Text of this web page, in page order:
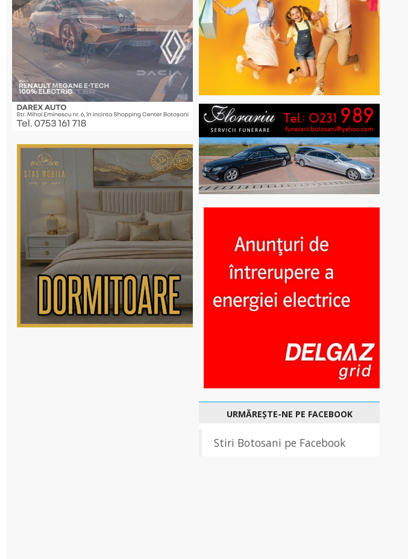
URMĂREȘTE-NE PE FACEBOOK
Stiri Botosani pe Facebook